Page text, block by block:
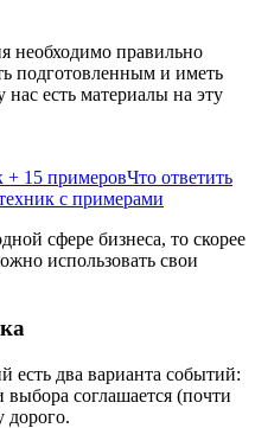
необходимо правильно
подготовленным и иметь
нас есть материалы на эту
+ 15 примеровЧто ответить
с примерами
сфере бизнеса, то скорее
использовать свои
есть два варианта событий:
соглашается (почти
дорого.